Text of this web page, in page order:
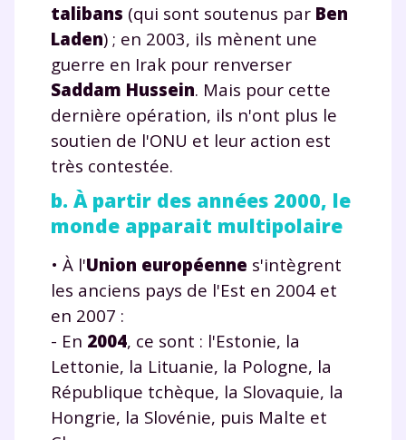
talibans (qui sont soutenus par Ben
Laden) ; en 2003, ils mènent une
guerre en Irak pour renverser
Saddam Hussein. Mais pour cette
dernière opération, ils n'ont plus le
soutien de l'ONU et leur action est
très contestée.
b. À partir des années 2000, le
monde apparait multipolaire
• À l'Union européenne s'intègrent
les anciens pays de l'Est en 2004 et
en 2007 :
- En 2004, ce sont : l'Estonie, la
Lettonie, la Lituanie, la Pologne, la
République tchèque, la Slovaquie, la
Hongrie, la Slovénie, puis Malte et